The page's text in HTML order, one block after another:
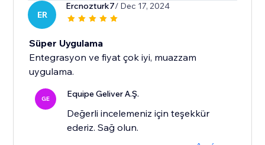
ER
Ercnozturk7/ Dec 17, 2024
Süper Uygulama
Entegrasyon ve fiyat çok iyi, muazzam
uygulama.
GE Equipe Geliver A.Ş.
Değerli incelemeniz için teşekkür
ederiz. Sağ olun.